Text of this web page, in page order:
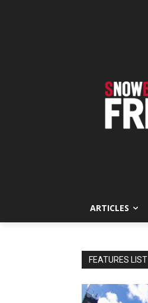
ARTICLES
FEATURES LIST